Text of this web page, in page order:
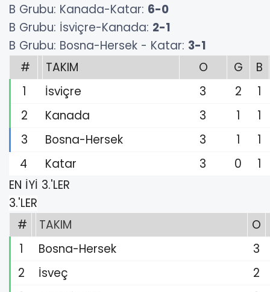
B Grubu: Kanada-Katar: 6-0
B Grubu: İsviçre-Kanada: 2-1
B Grubu: Bosna-Hersek - Katar: 3-1
#
TAKIM O G
B
1
İsviçre 3 2
1
2
Kanada 3 1
1
3
Bosna-Hersek 3 1
1
4
Katar 3 0
1
EN İYİ 3.'LER
3.'LER
#
TAKIM
O
1
Bosna-Hersek
3
2
İsveç
2